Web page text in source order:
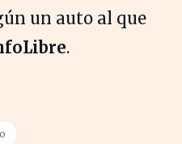
un auto al que
.